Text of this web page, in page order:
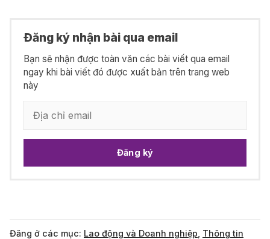
Đăng ký nhận bài qua email
Bạn sẽ nhận được toàn văn các bài viết qua email
ngay khi bài viết đó được xuất bản trên trang web
này
Đăng ký
Đăng ở các mục: Lao động và Doanh nghiệp Thông tin